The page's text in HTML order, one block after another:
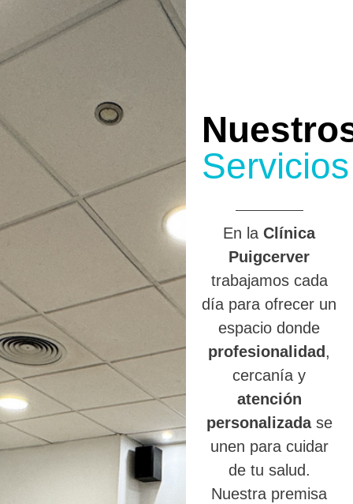
Servicios
En laClínica
Puigcerver
trabajamos cada
día para ofrecer un
espacio donde
profesionalidad ,
cercanía y
atención
personalizadase
unen para cuidar
de tu salud.
Nuestra premisa